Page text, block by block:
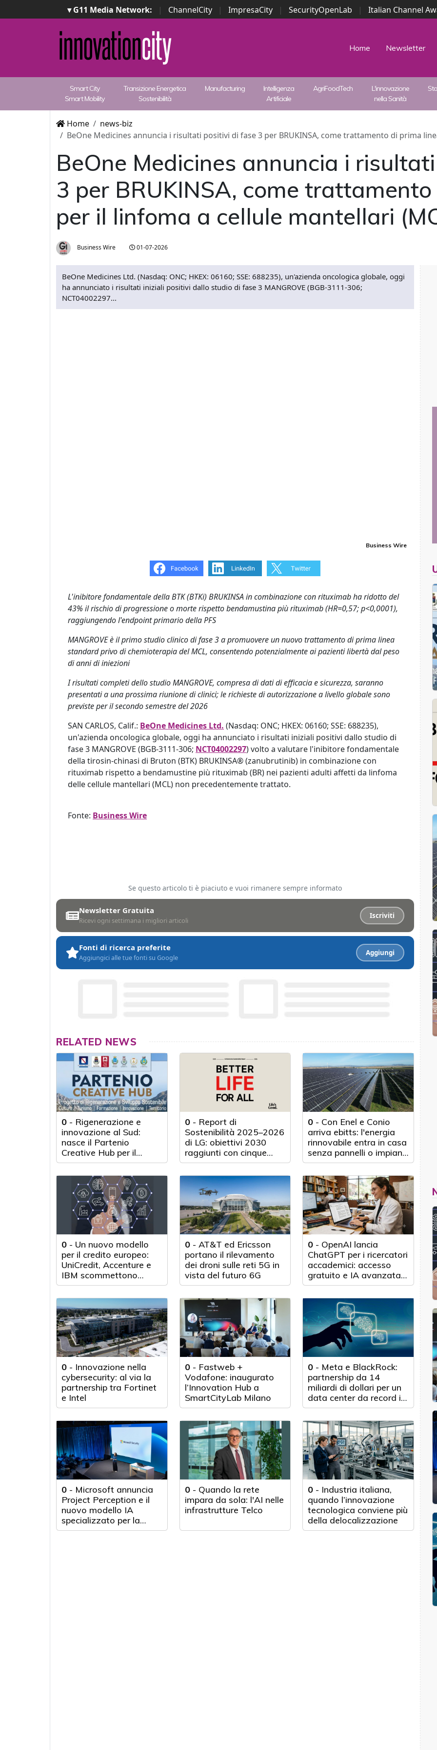
▾ G11 Media Network: | ChannelCity | ImpresaCity | SecurityOpenLab | Italian Channel
Security Awards | ...
Home Newsletter
Smart City
Smart Mobility
Transizione Energetica
Sostenibilità
Manufacturing
Intelligenza
Artificiale
AgriFoodTech
L'innovazione
nella Sanità
Home
news-biz
BeOne Medicines annuncia i risultati positivi di fase 3 per BRUKINSA, come trattamento di prima
BeOne Medicines annuncia i
3 per BRUKINSA, come
per il linfoma a cellule mantellari
Business Wire 01-07-2026
BeOne Medicines Ltd. (Nasdaq: ONC; HKEX: 06160; SSE: 688235), un'azienda oncologica globale, oggi
ha annunciato i risultati iniziali positivi dallo studio di fase 3 MANGROVE (BGB-3111-306;
NCT04002297...
Business Wire
L'inibitore fondamentale della BTK (BTKi) BRUKINSA in combinazione con rituximab ha ridotto del
43% il rischio di progressione o morte rispetto bendamustina più rituximab (HR=0,57; p<0,0001),
raggiungendo l'endpoint primario della PFS
MANGROVE è il primo studio clinico di fase 3 a promuovere un nuovo trattamento di prima linea
standard privo di chemioterapia del MCL, consentendo potenzialmente ai pazienti libertà dal peso
di anni di iniezioni
I risultati completi dello studio MANGROVE, compresa di dati di efficacia e sicurezza, saranno
presentati a una prossima riunione di clinici; le richieste di autorizzazione a livello globale sono
previste per il secondo semestre del 2026
SAN CARLOS, Calif.: BeOne Medicines Ltd. (Nasdaq: ONC; HKEX: 06160; SSE: 688235),
un'azienda oncologica globale, oggi ha annunciato i risultati iniziali positivi dallo studio di
fase 3 MANGROVE (BGB-3111-306; NCT04002297) volto a valutare l'inibitore fondamentale
della tirosin-chinasi di Bruton (BTK) BRUKINSA® (zanubrutinib) in combinazione con
rituximab rispetto a bendamustine più rituximab (BR) nei pazienti adulti affetti da linfoma
delle cellule mantellari (MCL) non precedentemente trattato.
Fonte: Business Wire
Se questo articolo ti è piaciuto e vuoi rimanere sempre informato
Newsletter Gratuita
Ricevi ogni settimana i migliori articoli
Iscriviti
Fonti di ricerca preferite
Aggiungici alle tue fonti su Google
Aggiungi
RELATED NEWS
0 - Rigenerazione e
innovazione al Sud:
nasce il Partenio
Creative Hub per il
rilancio del territorio
0- Report di
Sostenibilità 2025–2026
di LG: obiettivi 2030
raggiunti con cinque
anni d'anticipo
0 - Con Enel e Conio
arriva ebitts: l'energia
rinnovabile entra in casa
senza pannelli o impianti
fisici
0 - Un nuovo modello
per il credito europeo:
UniCredit, Accenture e
IBM scommettono
sull'innovazione
tecnologica
0- AT&T ed Ericsson
portano il rilevamento
dei droni sulle reti 5G in
vista del futuro 6G
0 - OpenAI lancia
ChatGPT per i ricercatori
accademici: accesso
gratuito e IA avanzata
per 100.000 scienziati
0 - Innovazione nella
cybersecurity: al via la
partnership tra Fortinet
e Intel
0- Fastweb +
Vodafone: inaugurato
l’Innovation Hub a
SmartCityLab Milano
0 - Meta e BlackRock:
partnership da 14
miliardi di dollari per un
data center da record in
Texas
0 - Microsoft annuncia
Project Perception e il
nuovo modello IA
specializzato per la
cybersecurity
0- Quando la rete
impara da sola: l'AI nelle
infrastrutture Telco
0 - Industria italiana,
quando l’innovazione
tecnologica conviene più
della delocalizzazione